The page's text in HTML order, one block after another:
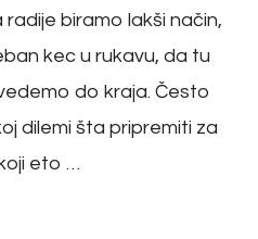
biramo lakši način,
kec u rukavu, da tu
do kraja. Često
dilemi šta pripremiti za
eto …